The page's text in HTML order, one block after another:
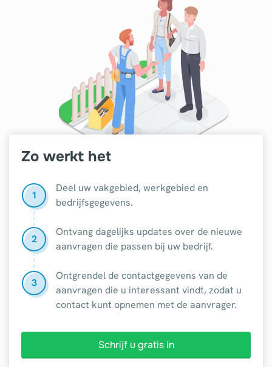
Zo werkt het
1
Deel uw vakgebied, werkgebied en
bedrijfsgegevens.
2
Ontvang dagelijks updates over de nieuwe
aanvragen die passen bij uw bedrijf.
3
Ontgrendel de contactgegevens van de
aanvragen die u interessant vindt, zodat u
contact kunt opnemen met de aanvrager.
Schrijf u gratis in